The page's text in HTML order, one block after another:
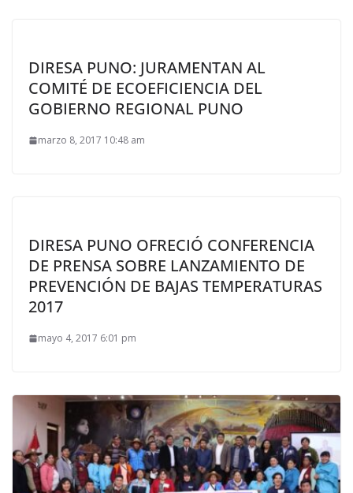
DIRESA PUNO: JURAMENTAN AL
COMITÉ DE ECOEFICIENCIA DEL
GOBIERNO REGIONAL PUNO
marzo 8, 2017 10:48 am
DIRESA PUNO OFRECIÓ CONFERENCIA
DE PRENSA SOBRE LANZAMIENTO DE
PREVENCIÓN DE BAJAS TEMPERATURAS
2017
mayo 4, 2017 6:01 pm